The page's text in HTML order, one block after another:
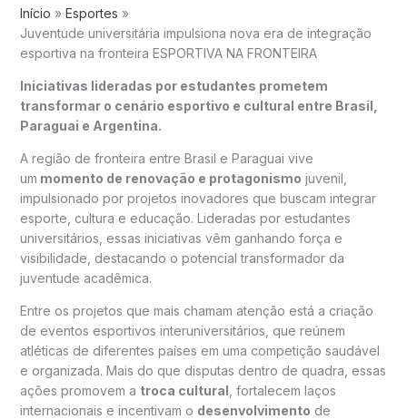
Início
Esportes
Juventude universitária impulsiona nova era de integração
esportiva na fronteira ESPORTIVA NA FRONTEIRA
Iniciativas lideradas por estudantes prometem
transformar o cenário esportivo e cultural entre Brasil,
Paraguai e Argentina.
A região de fronteira entre Brasil e Paraguai vive
um momento de renovação e protagonismo juvenil,
impulsionado por projetos inovadores que buscam integrar
esporte, cultura e educação. Lideradas por estudantes
universitários, essas iniciativas vêm ganhando força e
visibilidade, destacando o potencial transformador da
juventude acadêmica.
Entre os projetos que mais chamam atenção está a criação
de eventos esportivos interuniversitários, que reúnem
atléticas de diferentes países em uma competição saudável
e organizada. Mais do que disputas dentro de quadra, essas
ações promovem a troca cultural , fortalecem laços
internacionais e incentivam o desenvolvimento de